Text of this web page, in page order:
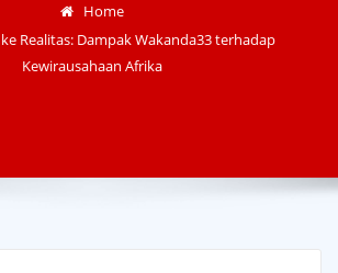
Home
Realitas: Dampak Wakanda33 terhadap
Kewirausahaan Afrika